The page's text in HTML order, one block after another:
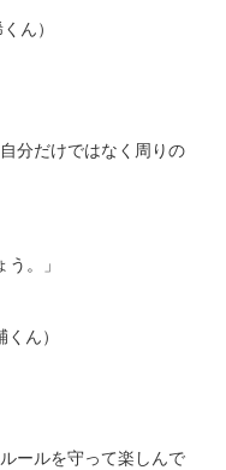
ん）
自分だけではなく周りの
。」
ん）
ルールを守って楽しんで